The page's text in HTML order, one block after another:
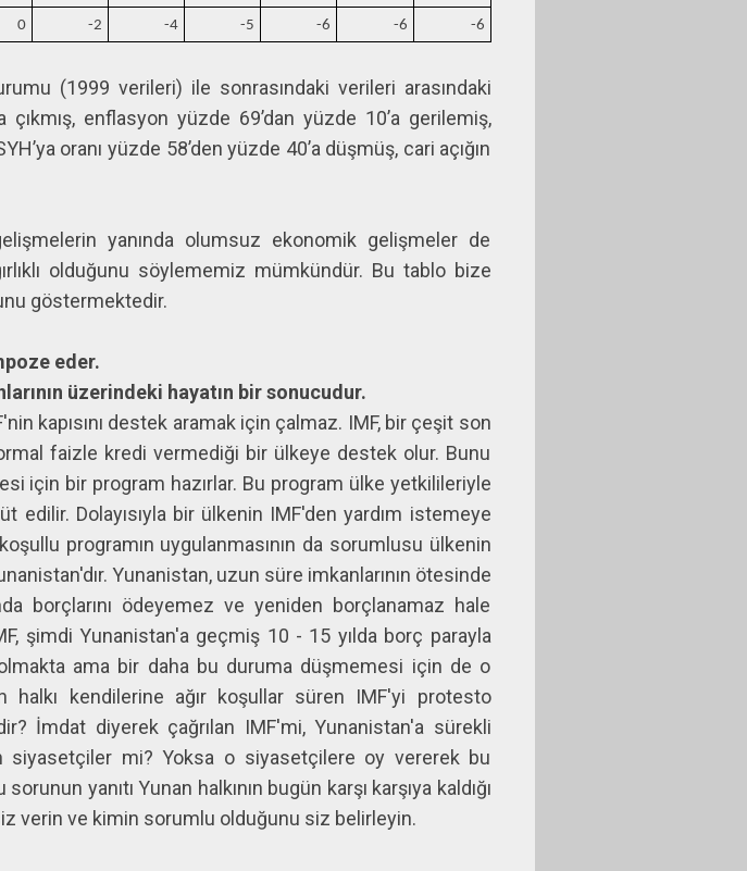
0 -2 -4 -5 -6 -6 -6
(1999 verileri) ile sonrasındaki verileri arasındaki
enflasyon yüzde 69’dan yüzde 10’a gerilemiş,
oranı yüzde 58’den yüzde 40’a düşmüş, cari açığın
yanında olumsuz ekonomik gelişmeler de
olduğunu söylememiz mümkündür. Bu tablo bize
göstermektedir.
eder.
üzerindeki hayatın bir sonucudur.
kapısını destek aramak için çalmaz. IMF, bir çeşit son
faizle kredi vermediği bir ülkeye destek olur. Bunu
için bir program hazırlar. Bu program ülke yetkilileriyle
edilir. Dolayısıyla bir ülkenin IMF'den yardım istemeye
programın uygulanmasının da sorumlusu ülkenin
Yunanistan, uzun süre imkanlarının ötesinde
borçlarını ödeyemez ve yeniden borçlanamaz hale
şimdi Yunanistan'a geçmiş 10 - 15 yılda borç parayla
ama bir daha bu duruma düşmemesi için de o
kendilerine ağır koşullar süren IMF'yi protesto
İmdat diyerek çağrılan IMF'mi, Yunanistan'a sürekli
siyasetçiler mi? Yoksa o siyasetçilere oy vererek bu
yanıtı Yunan halkının bugün karşı karşıya kaldığı
siz verin ve kimin sorumlu olduğunu siz belirleyin.